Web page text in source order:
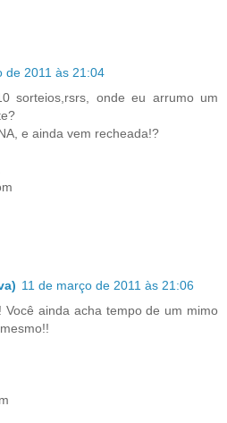
de 2011 às 21:04
sorteios,rsrs, onde eu arrumo um
e ainda vem recheada!?
11 de março de 2011 às 21:06
Você ainda acha tempo de um mimo